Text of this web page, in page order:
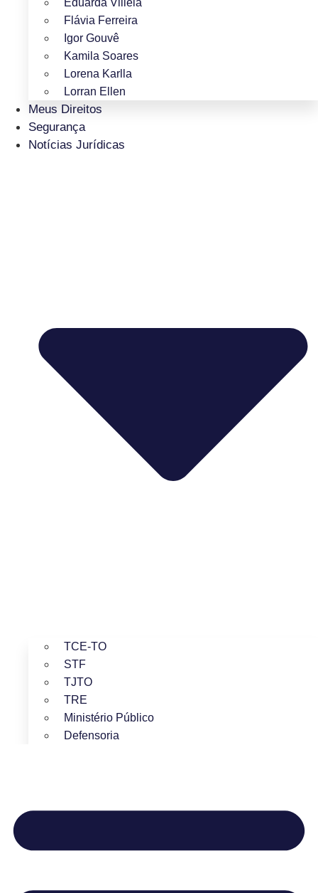
Eduarda Villela
Flávia Ferreira
Igor Gouvê
Kamila Soares
Lorena Karlla
Lorran Ellen
Meus Direitos
Segurança
Notícias Jurídicas
TCE-TO
STF
TJTO
TRE
Ministério Público
Defensoria